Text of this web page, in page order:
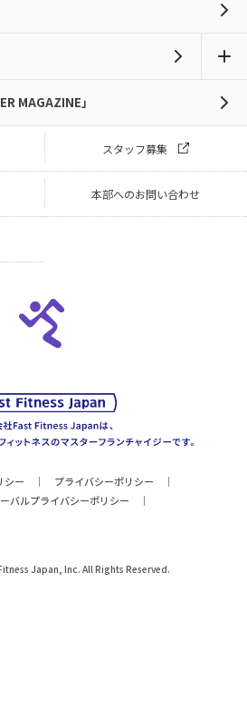
MAGAZINE」
スタッフ募集
本部へのお問い合わせ
シー
プライバシーポリシー
バルプライバシーポリシー
Japan, Inc. All Rights Reserved.